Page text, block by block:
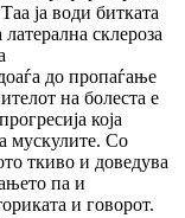
ја води битката
склероза
до пропаѓање
на болеста е
која
мускулите. Со
ткиво и доведува
па и
и говорот.